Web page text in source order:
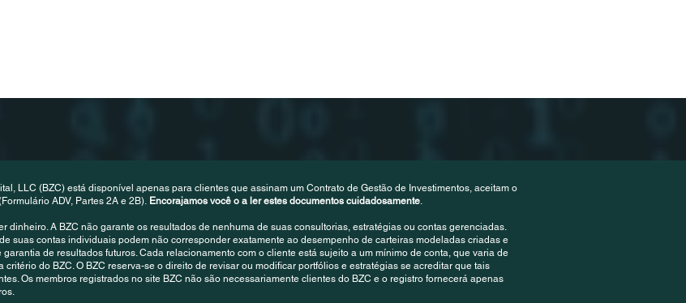
LLC (BZC) está disponível apenas para clientes que assinam um Contrato de Gestão de Investimentos, aceitam o
ADV, Partes 2A e 2B). Encorajamos você o a ler estes documentos cuidadosamente.
dinheiro. A BZC não garante os resultados de nenhuma de suas consultorias, estratégias ou contas gerenciadas.
suas contas individuais podem não corresponder exatamente ao desempenho de carteiras modeladas criadas e
de resultados futuros. Cada relacionamento com o cliente está sujeito a um mínimo de conta, que varia de
do BZC. O BZC reserva-se o direito de revisar ou modificar portfólios e estratégias se acreditar que tais
Os membros registrados no site BZC não são necessariamente clientes do BZC e o registro fornecerá apenas